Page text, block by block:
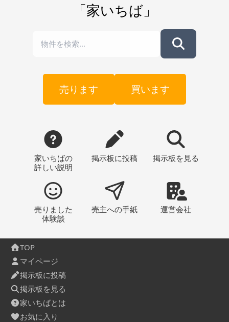
「家いちば」
売ります 買います
家いちばの
詳しい説明
掲示板に投稿 掲示板 を見る
売りました
体験談
売主への手紙 運営会社
TOP
マイページ
掲示板に投稿
掲示板を見る
家いちばとは
お気に入り